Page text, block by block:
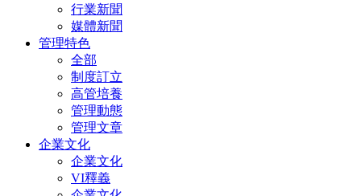
行業新聞
媒體新聞
管理特色
全部
制度訂立
高管培養
管理動態
管理文章
企業文化
企業文化
VI釋義